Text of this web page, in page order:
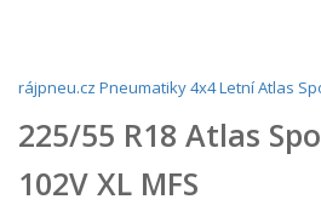
rájpneu.cz Pneumatiky4x4LetníAtlas
225/55 R18 Atlas
102V XL MFS